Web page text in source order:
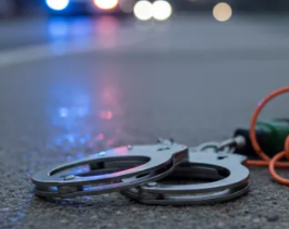
محمد الحموداني يبدأ مرحلة ما بعد مضيان
لفتح مضيق هرمز يدفع أسعار النفط للتراجع
يورو لرعاية القاصرين في سبتة
وطني جراء ارتفاع أسعار الوقود